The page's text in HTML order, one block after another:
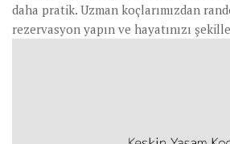
daha pratik. Uzman koçlarımızdan
rezervasyon yapın ve hayatınızı